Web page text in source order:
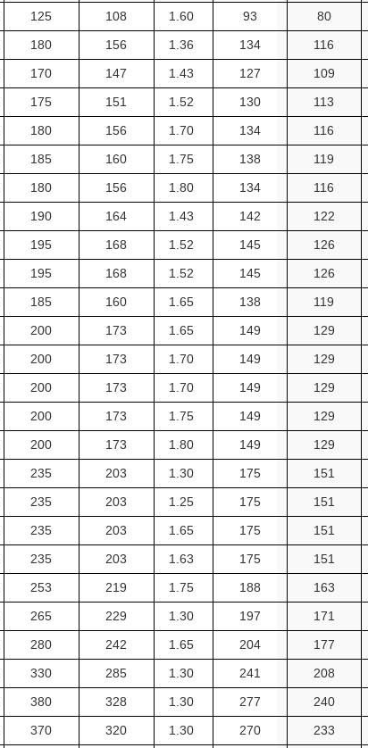
125 108 1.60 93
80
180 156 1.36 134
116
170 147 1.43 127
109
175 151 1.52 130
113
180 156 1.70 134
116
185 160 1.75 138
119
180 156 1.80 134
116
190 164 1.43 142
122
195 168 1.52 145
126
195 168 1.52 145
126
185 160 1.65 138
119
200 173 1.65 149
129
200 173 1.70 149
129
200 173 1.70 149
129
200 173 1.75 149
129
200 173 1.80 149
129
235 203 1.30 175
151
235 203 1.25 175
151
235 203 1.65 175
151
235 203 1.63 175
151
253 219 1.75 188
163
265 229 1.30 197
171
280 242 1.65 204
177
330 285 1.30 241
208
380 328 1.30 277
240
370 320 1.30 270
233